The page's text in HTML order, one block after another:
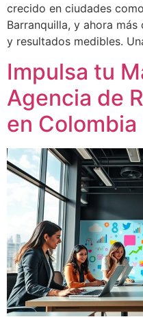
crecido en ciudades
Barranquilla, y ahora
y resultados medibles.
Impulsa tu
Agencia de
en Colombia